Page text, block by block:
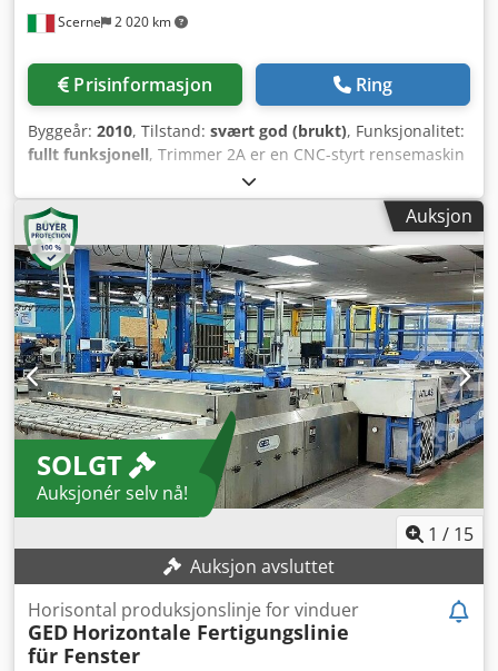
Scerne 2 020 km
Prisinformasjon Ring
Byggeår: 2010, Tilstand: svært god (brukt), Funksjonalitet:
fullt funksjonell, Trimmer 2A er en CNC-styrt rensemaskin
for hjørner på PVC-rammer, med 2 interpolerte akser og
automatisk syklus. Maskinen kan, ved riktig konfigurasjon,
verifisere dimensjonene på arbeidsstykket. Den er utstyrt
med et 275 mm diamantsagblad som, via ulike
bearbeidingsprogrammer, gjør det mulig å rense
utvendige hjørner på forskjellige profiler. Trimmer 2A har
også øvre og nedre enheter med kniver for rensing av
sveisestrenger, samt øvre og nedre enheter med kniver for
rengjøring av innvendige hjørner. Bearbeiding av både
utvendige og innvendige hjørner kan kompletteres med
øvre og nedre bore-/fresenheter for rensing av hjørner
eller tetningsspor. Arbeidsenhetene kan programmeres
uavhengig av hverandre via en CNC-PC, som styrer
profilprogrammering og maskinens drift, enten i manuell
eller automatisk modus. Dodpfx Aaow Hk T Usvswa
Auksjon
SOLGT
Auksjonér selv nå!
1 / 15
Auksjon avsluttet
Horisontal produksjonslinje for vinduer
GED Horizontale Fertigungslinie
für Fenster